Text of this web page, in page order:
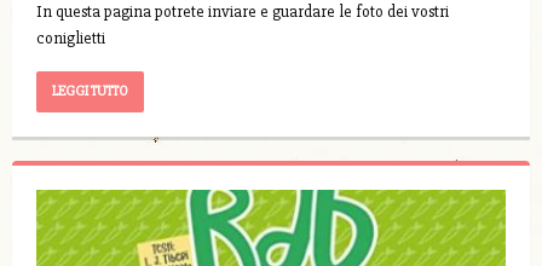
In questa pagina potrete inviare e guardare le foto dei vostri
coniglietti
LEGGI TUTTO